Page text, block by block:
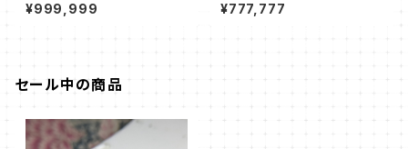
¥999,999 ¥777,777
セール中の商品